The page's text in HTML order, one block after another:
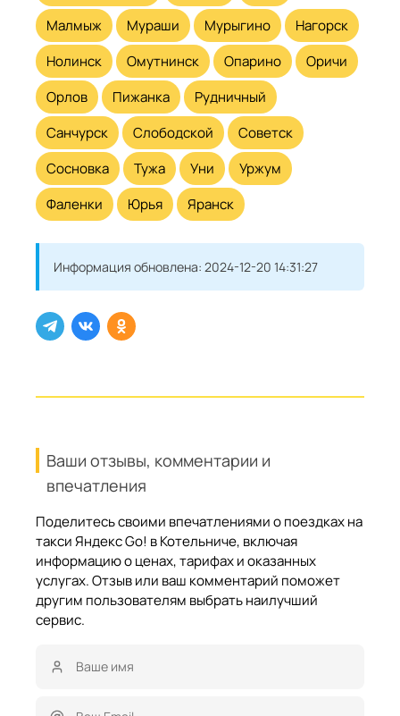
Малмыж
Мураши Мурыгино
Нагорск
Нолинск
Омутнинск Опарино
Оричи
Орлов
Пижанка
Рудничный
Санчурск
Слободской
Советск
Сосновка
Тужа Уни
Уржум
Фаленки
Юрья Яранск
Информация обновлена: 2024-12-20 14:31:27
Ваши отзывы, комментарии и
впечатления
Поделитесь своими впечатлениями о поездках на
такси Яндекс Go! в Котельниче, включая
информацию о ценах, тарифах и оказанных
услугах. Отзыв или ваш комментарий поможет
другим пользователям выбрать наилучший
сервис.